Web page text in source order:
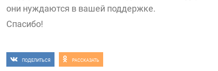
они нуждаются в вашей поддержке.
Спасибо!
ПОДЕЛИТЬСЯ РАССКАЗАТЬ